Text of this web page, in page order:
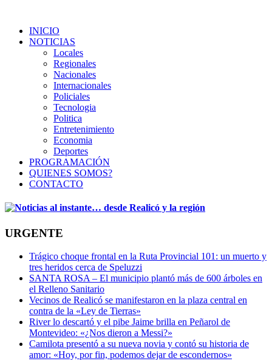
INICIO
NOTICIAS
Locales
Regionales
Nacionales
Internacionales
Policiales
Tecnologia
Politica
Entretenimiento
Economia
Deportes
PROGRAMACIÓN
QUIENES SOMOS?
CONTACTO
URGENTE
Trágico choque frontal en la Ruta Provincial 101: un muerto y
tres heridos cerca de Speluzzi
SANTA ROSA – El municipio plantó más de 600 árboles en
el Relleno Sanitario
Vecinos de Realicó se manifestaron en la plaza central en
contra de la «Ley de Tierras»
River lo descartó y el pibe Jaime brilla en Peñarol de
Montevideo: «¿Nos dieron a Messi?»
Camilota presentó a su nueva novia y contó su historia de
amor: «Hoy, por fin, podemos dejar de escondernos»